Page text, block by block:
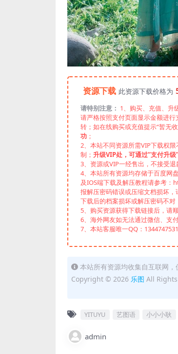
资源下载 此资源下载价格为
请特别注意： 1、购买、充值、升
请严格按照支付页面显示金额进
转；如在线购买或充值提示“暂无
功 ；
2、本站不同资源所需VIP下载权
制； 升级VIP处，可通过“支付升
3、资源或VIP一经售出，不接受
4、本站所有资源均存储于百度网
及IOS端下载及解压教程请参考：
报解压密码错误或压缩文档损坏
下载后的档案损坏或解压密码不对
5、购买资源获得下载链接后，请
6、海外网友如无法通过微信、支
7、本站客服唯一QQ：1344747531
本站所有资源均收集自互联网
Copyright © 2026 乐图 All
YITUYU 艺图语 小小小耿
admin